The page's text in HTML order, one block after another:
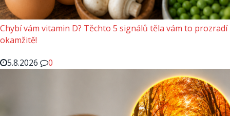
Chybí vám vitamin D? Těchto 5 signálů těla vám to prozradí
okamžitě!
5.8.2026
0